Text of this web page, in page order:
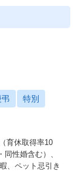
弔 特別
育休取得率10
性婚含む）、
、ペット忌引き